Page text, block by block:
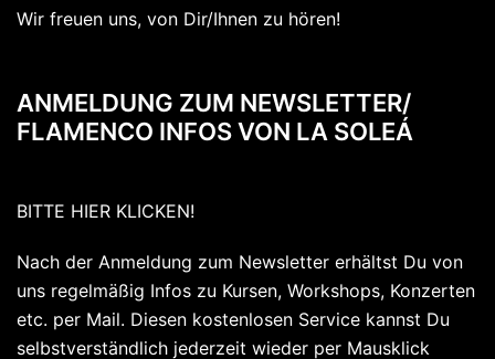
Wir freuen uns, von Dir/Ihnen zu hören!
ANMELDUNG ZUM NEWSLETTER/
FLAMENCO INFOS VON LA SOLEÁ
BITTE HIER KLICKEN!
Nach der Anmeldung zum Newsletter erhältst Du von
uns regelmäßig Infos zu Kursen, Workshops, Konzerten
etc. per Mail. Diesen kostenlosen Service kannst Du
selbstverständlich jederzeit wieder per Mausklick